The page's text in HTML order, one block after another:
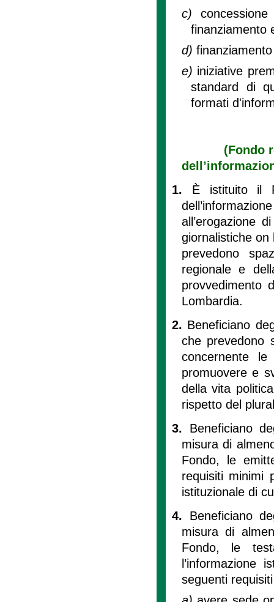
c)
finanziamento
d)
e) iniziative
standard di
formati
(Fondo
1. È istituito il
all’erogazione
giornalistiche
prevedono
regionale e
provvedimento
Lombardia.
2. Beneficiano
che prevedono
concernente
promuovere e
della vita
rispetto del
3. Beneficiano
misura di
Fondo, le
requisiti minimi
istituzionale di
4. Beneficiano
misura di
Fondo, le
seguenti